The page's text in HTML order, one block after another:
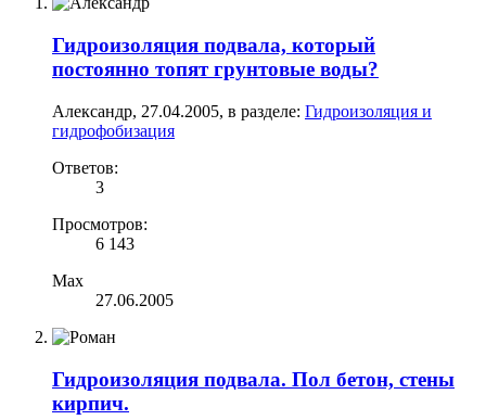
Гидроизоляция подвала, который
постоянно топят грунтовые воды?
Александр, 27.04.2005, в разделе: Гидроизоляция и
гидрофобизация
Ответов:
3
Просмотров:
6 143
Max
27.06.2005
Гидроизоляция подвала. Пол бетон, стены
кирпич.